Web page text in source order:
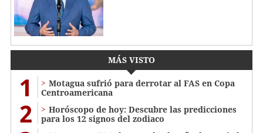
MÁS VISTO
1
Motagua sufrió para derrotar al FAS en Copa
Centroamericana
2
Horóscopo de hoy: Descubre las predicciones
para los 12 signos del zodiaco